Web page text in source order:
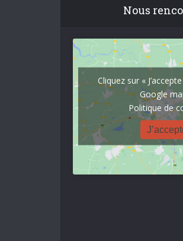
Nous
Cliquez sur «
Google
Politique de